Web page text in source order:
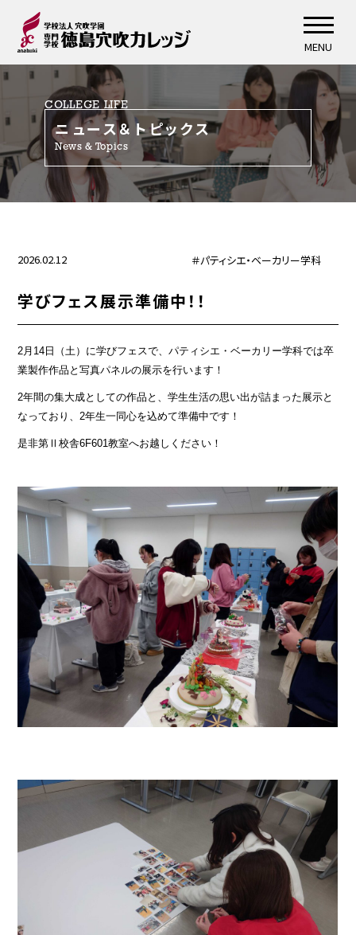
MENU
COLLEGE LIFE
ニュース＆トピックス
News & Topics
2026.02.12 ＃パティシエ・ベーカリー学科
学びフェス展示準備中！！
2月14日（土）に学びフェスで、パティシエ・ベーカリー学科では卒
業製作作品と写真パネルの展示を行います！
2年間の集大成としての作品と、学生生活の思い出が詰まった展示と
なっており、2年生一同心を込めて準備中です！
是非第Ⅱ校舎6F601教室へお越しください！